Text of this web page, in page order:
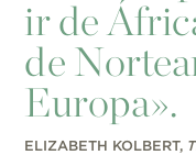
ir de
de
Europa».
ELIZABETH KOLBERT,